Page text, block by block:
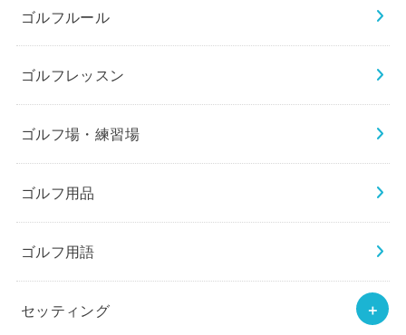
ゴルフルール
ゴルフレッスン
ゴルフ場・練習場
ゴルフ用品
ゴルフ用語
セッティング